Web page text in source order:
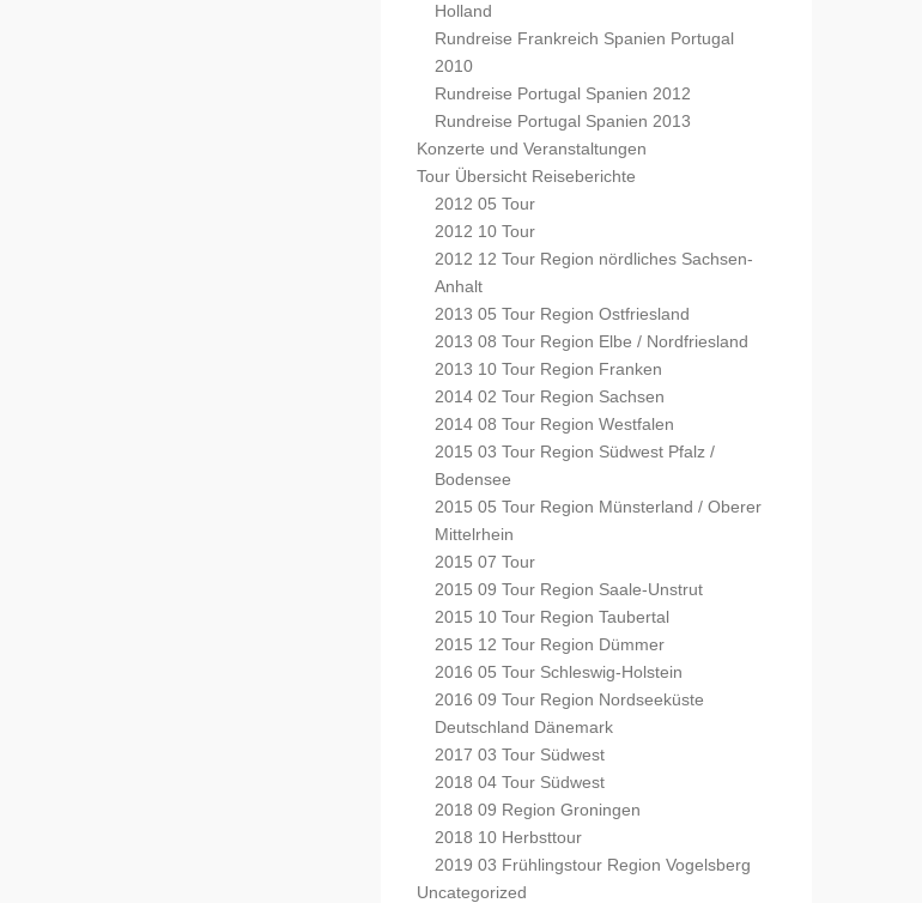
Holland
Rundreise Frankreich Spanien Portugal
2010
Rundreise Portugal Spanien 2012
Rundreise Portugal Spanien 2013
Konzerte und Veranstaltungen
Tour Übersicht Reiseberichte
2012 05 Tour
2012 10 Tour
2012 12 Tour Region nördliches Sachsen-
Anhalt
2013 05 Tour Region Ostfriesland
2013 08 Tour Region Elbe / Nordfriesland
2013 10 Tour Region Franken
2014 02 Tour Region Sachsen
2014 08 Tour Region Westfalen
2015 03 Tour Region Südwest Pfalz /
Bodensee
2015 05 Tour Region Münsterland / Oberer
Mittelrhein
2015 07 Tour
2015 09 Tour Region Saale-Unstrut
2015 10 Tour Region Taubertal
2015 12 Tour Region Dümmer
2016 05 Tour Schleswig-Holstein
2016 09 Tour Region Nordseeküste
Deutschland Dänemark
2017 03 Tour Südwest
2018 04 Tour Südwest
2018 09 Region Groningen
2018 10 Herbsttour
2019 03 Frühlingstour Region Vogelsberg
Uncategorized